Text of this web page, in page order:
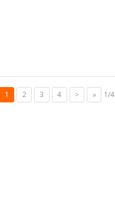
1 2 3 4 > » 1/4